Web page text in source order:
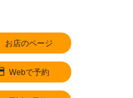
お店のページ
Webで予約